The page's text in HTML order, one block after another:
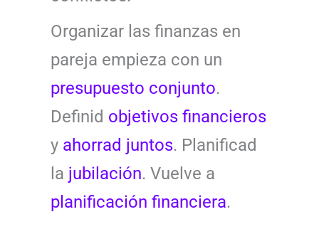
Organizar las finanzas en
pareja empieza con un
presupuesto conjunto.
Definid objetivos financieros
y ahorrad juntos. Planificad
la jubilación. Vuelve a
planificación financiera.